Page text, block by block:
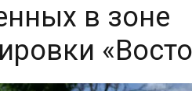
в зоне